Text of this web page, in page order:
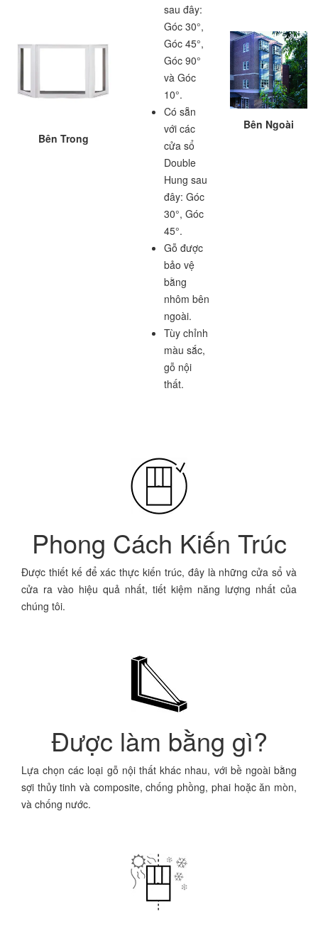
Bên Trong
sau đây:
Góc 30°,
Góc 45°,
Góc 90°
và Góc
10°.
Có sẵn
với các
cửa sổ
Double
Hung sau
đây: Góc
30°, Góc
45°.
Gỗ được
bảo vệ
bằng
nhôm bên
ngoài.
Tùy chỉnh
màu sắc,
gỗ nội
thất.
Bên Ngoài
Phong Cách Kiến Trúc
Được thiết kế để xác thực kiến trúc, đây là những cửa sổ và
cửa ra vào hiệu quả nhất, tiết kiệm năng lượng nhất của
chúng tôi.
Được làm bằng gì?
Lựa chọn các loại gỗ nội thất khác nhau, với bề ngoài bằng
sợi thủy tinh và composite, chống phồng, phai hoặc ăn mòn,
và chống nước.